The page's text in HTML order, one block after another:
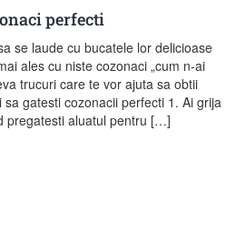
perfecti
se laude cu bucatele lor delicioase
ales cu niste cozonaci „cum n-ai
trucuri care te vor ajuta sa obtii
gatesti cozonacii perfecti 1. Ai grija
pregatesti aluatul pentru […]